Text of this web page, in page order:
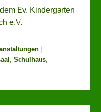
Ev. Kindergarten
e.V.
,Schulhaus,